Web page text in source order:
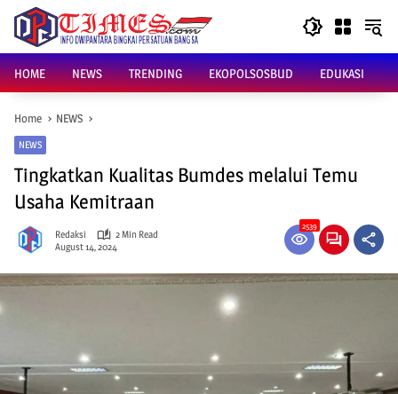
content
HOME
NEWS TRENDING EKOPOLSOSBUD EDUKASI
Home NEWS
NEWS
Tingkatkan Kualitas Bumdes melalui Temu
Usaha Kemitraan
Redaksi
2 Min Read
August 14, 2024
2539